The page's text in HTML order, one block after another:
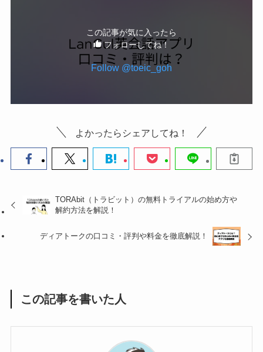
この記事が気に入ったら
フォローしてね！
Follow @toeic_goh
よかったらシェアしてね！
TORAbit（トラビット）の無料トライアルの始め方や
解約方法を解説！
ディアトークの口コミ・評判や料金を徹底解説！
この記事を書いた人